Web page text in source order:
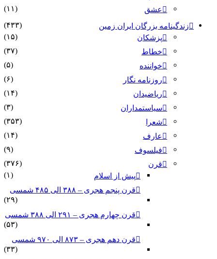
عشق
(۱۱)
زندگینامه بزرگان ایران زمین
(۴۳۳)
پزشکان
(۱۵)
خطاط
(۳۷)
خواننده
(۵)
روزنامه نگار
(۶)
ریاضیدان
(۱۴)
سیاستمداران
(۳)
شعرا
(۳۵۳)
عارف
(۱۴)
فیلسوف
(۹)
قرن
(۳۷۶)
پیش از اسلام
(۱)
قرن پنجم هجری – ۳۸۸ الی ۴۸۵ شمسی
(۲۹)
قرن چهارم هجری – ۲۹۱ الی ۳۸۸ شمسی
(۵۳)
قرن دهم هجری – ۸۷۳ الی ۹۷۰ شمسی
(۳۳)